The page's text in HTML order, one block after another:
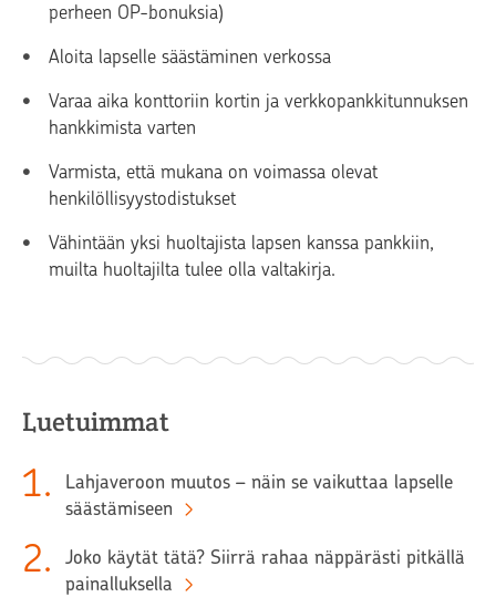
perheen OP-bonuksia)
Aloita lapselle säästäminen verkossa
Varaa aika konttoriin kortin ja verkkopankkitunnuksen
hankkimista varten
Varmista, että mukana on voimassa olevat
henkilöllisyystodistukset
Vähintään yksi huoltajista lapsen kanssa pankkiin,
muilta huoltajilta tulee olla valtakirja.
Luetuimmat
1.
Lahjaveroon muutos – näin se vaikuttaa lapselle
säästämiseen
2.
Joko käytät tätä? Siirrä rahaa näppärästi pitkällä
painalluksella